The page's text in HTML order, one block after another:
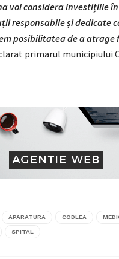
voi considera investițiile
responsabile și dedicate
posibilitatea de a
primarul municipiului
APARATURA CODLEA
SPITAL